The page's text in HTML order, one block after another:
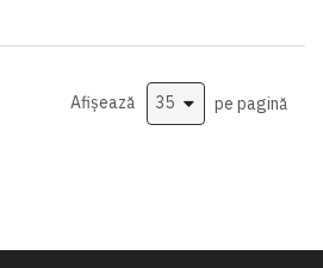
Afișează pe pagină